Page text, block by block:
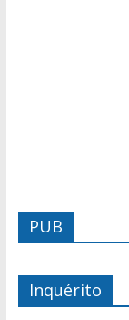
PUB
Inquérito